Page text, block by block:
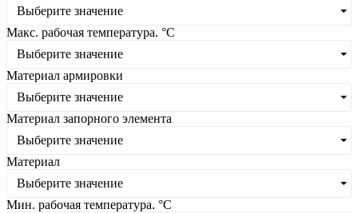
Выберите значение
Макс. рабочая температура. °C
Выберите значение
Материал армировки
Выберите значение
Материал запорного элемента
Выберите значение
Материал
Выберите значение
Мин. рабочая температура. °С